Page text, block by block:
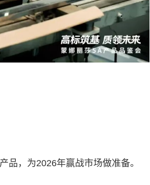
品，为2026年赢战市场做准备。